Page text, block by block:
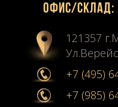
Офиc/склад:
121357
+7 (495)
+7 (985)